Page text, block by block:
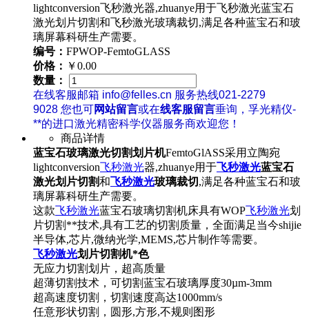
lightconversion飞秒激光器,zhuanye用于飞秒激光蓝宝石
激光划片切割和飞秒激光玻璃裁切,满足各种蓝宝石和玻
璃屏幕科研生产需要。
编号： FPWOP-FemtoGLASS
价格： ￥0.00
数量：
在线客服邮箱 info@felles.cn 服务热线021-2279
9028 您也可网站留言或在线客服留言垂询，孚光精仪-
**的进口激光精密科学仪器服务商欢迎您！
商品详情
蓝宝石玻璃激光切割划片机FemtoGlASS采用立陶宛
lightconversion飞秒激光器,zhuanye用于飞秒激光蓝宝石
激光划片切割和飞秒激光玻璃裁切,满足各种蓝宝石和玻
璃屏幕科研生产需要。
这款飞秒激光蓝宝石玻璃切割机床具有WOP飞秒激光划
片切割**技术,具有工艺的切割质量，全面满足当今shijie
半导体,芯片,微纳光学,MEMS,芯片制作等需要。
飞秒激光划片切割机*色
无应力切割划片，超高质量
超薄切割技术，可切割蓝宝石玻璃厚度30µm-3mm
超高速度切割，切割速度高达1000mm/s
任意形状切割，圆形,方形,不规则图形